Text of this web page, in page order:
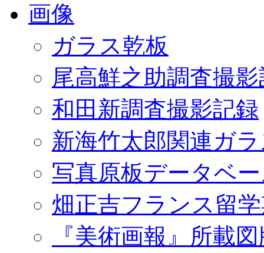
画像
ガラス乾板
尾高鮮之助調査撮
和田新調査撮影記録
新海竹太郎関連ガ
写真原板データベ
畑正吉フランス留
『美術画報』所載